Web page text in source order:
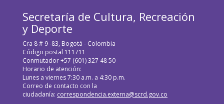
Secretaría de Cultura, Recreación
y Deporte
Cra 8 # 9 -83, Bogotá - Colombia
Código postal 111711
Conmutador +57 (601) 327 48 50
Horario de atención:
Lunes a viernes 7:30 a.m. a 4:30 p.m.
Correo de contacto con la
ciudadanía: correspondencia.externa@scrd.gov.co